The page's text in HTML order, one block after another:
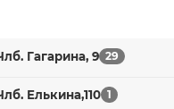
Гагарина, 9 29
Елькина,110 1